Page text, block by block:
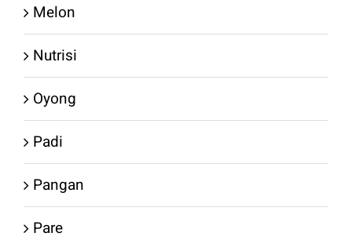
Melon
Nutrisi
Oyong
Padi
Pangan
Pare